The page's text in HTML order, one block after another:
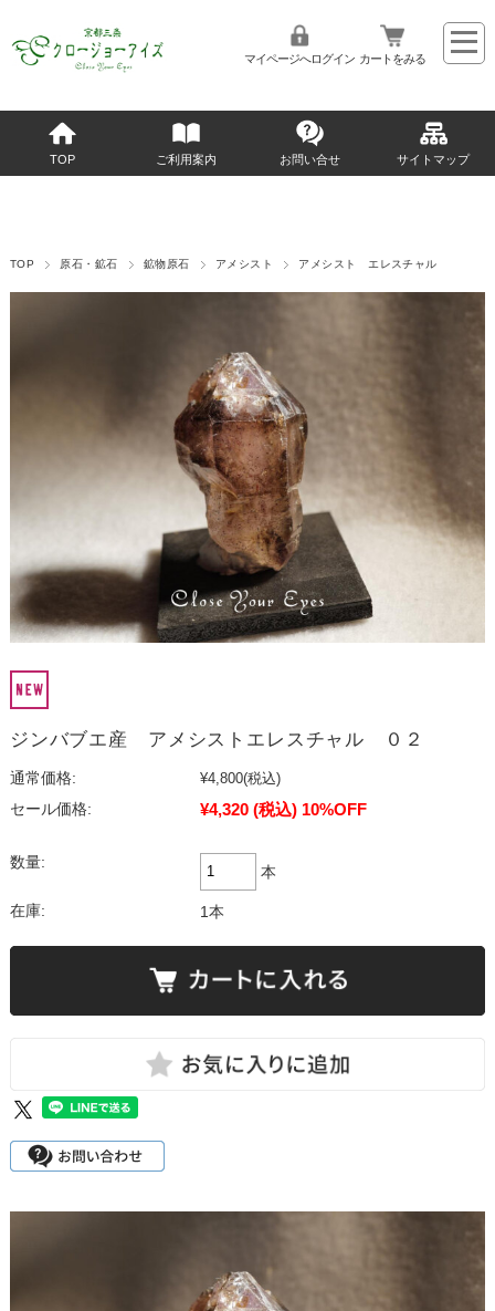
マイページへログイン カートをみる
TOP ご利用案内 お問い合せ サイトマップ
TOP 原石・鉱石 鉱物原石 アメシスト アメシスト エレスチャル
ジンバブエ産 アメシストエレスチャル ０２
通常価格: ¥4,800(税込)
セール価格:
¥4,320 (税込) 10%OFF
数量:
本
在庫: 1本